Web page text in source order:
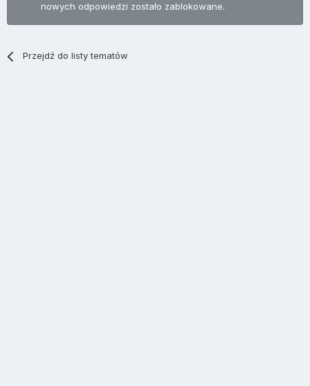
nowych odpowiedzi zostało zablokowane.
Przejdź do listy tematów